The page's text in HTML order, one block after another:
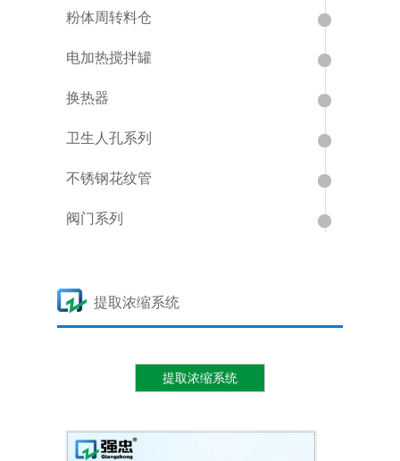
粉体周转料仓
电加热搅拌罐
换热器
卫生人孔系列
不锈钢花纹管
阀门系列
提取浓缩系统
提取浓缩系统